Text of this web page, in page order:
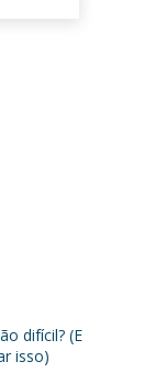
difícil? (E
isso)